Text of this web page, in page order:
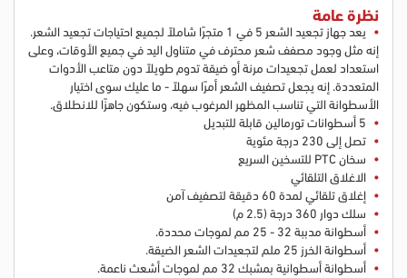
نظرة عامة
يعد جهاز تجعيد الشعر 5 في 1 متجرًا شاملاً لجميع احتياجات تجعيد الشعر.
إنه مثل وجود مصفف شعر محترف في متناول اليد في جميع الأوقات، وعلى
استعداد لعمل تجعيدات مرنة أو ضيقة تدوم طويلاً دون متاعب الأدوات
المتعددة. إنه يجعل تصفيف الشعر أمرًا سهلاً - ما عليك سوى اختيار
الأسطوانة التي تناسب المظهر المرغوب فيه، وستكون جاهزًا للانطلاق.
5 أسطوانات تورمالين قابلة للتبديل
تصل إلى 230 درجة مئوية
سخان PTC للتسخين السريع
الاغلاق التلقائي
إغلاق تلقائي لمدة 60 دقيقة لتصفيف آمن
سلك دوار 360 درجة (2.5 م)
أسطوانة مدببة 32 - 25 مم لموجات محددة.
أسطوانة الخرز 25 ملم لتجعيدات الشعر الضيقة.
أسطوانة أسطوانية بمشبك 32 مم لموجات أشعث ناعمة.